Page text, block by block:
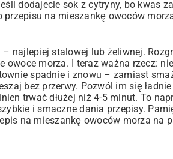
dodajecie sok z cytryny, bo kwas
przepisu na mieszankę owoców
najlepiej stalowej lub żeliwnej.
morza. I teraz ważna rzecz:
spadnie i znowu – zamiast
bez przerwy. Pozwól im się
trwać dłużej niż 4-5 minut. To
i smaczne dania przepisy.
na mieszankę owoców morza na